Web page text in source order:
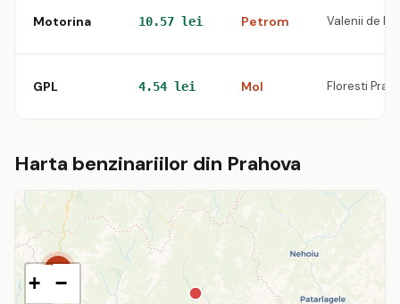
Motorina 10.57 lei Petrom Valenii de
GPL 4.54 lei Mol Floresti
Harta benzinariilor din Prahova
5
+ −